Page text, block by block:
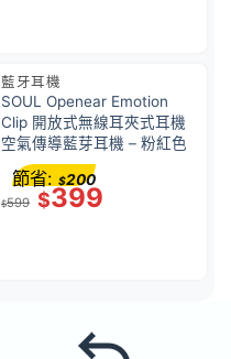
藍牙耳機
SOUL Openear Emotion
Clip 開放式無線耳夾式耳機
空氣傳導藍芽耳機 – 粉紅色
$599 $399
節省: $200